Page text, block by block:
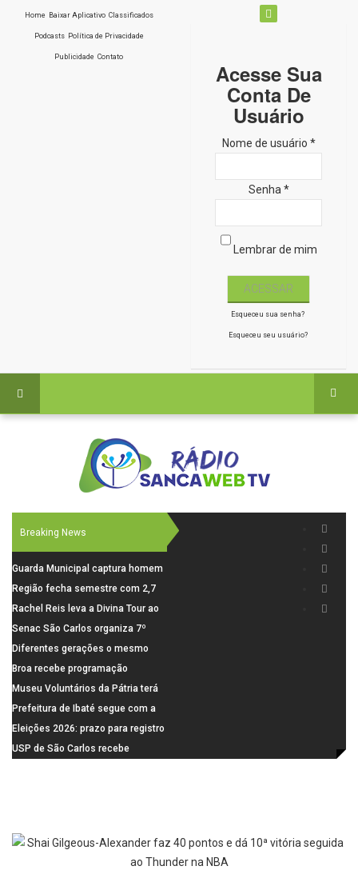
Home Baixar Aplicativo Classificados
Podcasts Política de Privacidade
Publicidade Contato
Acesse Sua
Conta De
Usuário
Nome de usuário *
Senha *
Lembrar de mim
Esqueceu sua senha?
Esqueceu seu usuário?
Breaking News
Guarda Municipal captura homem
procurado pela Justiça durante
patrulhamento em São Carlos
Região fecha semestre com 2,7
mil novosempregos e retoma
saldo positivo em junho
Rachel Reis leva a Divina Tour ao
interior de São Paulo com shows
inéditos em São Carlos e Jundiaí
Senac São Carlos organiza 7º
Fórum Internacional Senac de
Educadores com debates sobre
pensamento crítico, leitura e
diversidade
Diferentes gerações o mesmo
amor: pais do Saae contam como
a paternidade transformou suas
histórias
Broa recebe programação
esportiva com corrida, vela e
demonstração de paramotor
Museu Voluntários da Pátria terá
horário especial nesta segunda-
feira (10)
Prefeitura de Ibaté segue com a
Campanha do Agasalho segue
durante o mês de agosto
Eleições 2026: prazo para registro
de candidaturas acaba em 15 de
USP de São Carlos recebe